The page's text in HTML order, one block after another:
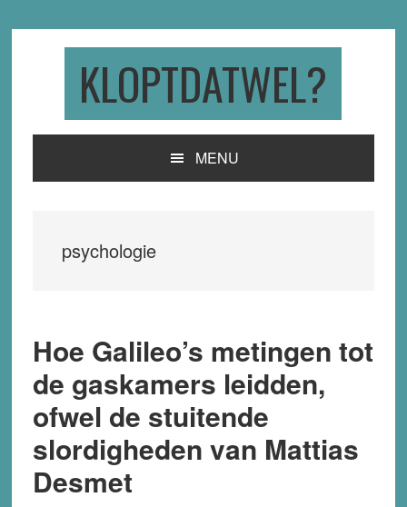
KLOPTDATWEL?
MENU
psychologie
Hoe Galileo’s metingen tot
de gaskamers leidden,
ofwel de stuitende
slordigheden van Mattias
Desmet